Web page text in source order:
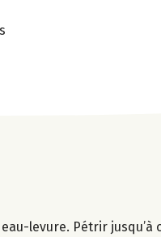
levure. Pétrir